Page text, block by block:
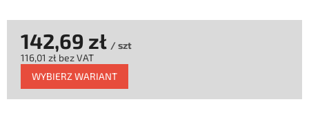
142,69 zł / szt
116,01 zł bez VAT
Cena
jednostkowa:
WYBIERZ WARIANT